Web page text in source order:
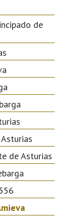
de
de Asturias